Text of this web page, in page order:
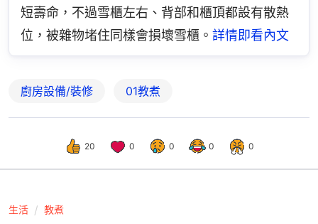
短壽命，不過雪櫃左右、背部和櫃頂都設有散熱
位，被雜物堵住同樣會損壞雪櫃。 詳情即看內文
廚房設備/裝修 01教煮
20 0 0 0 0
生活 教煮